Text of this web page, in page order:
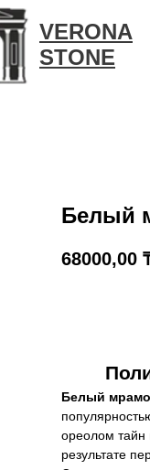
VERONA
STONE
Белый
68000,00
Белый
ореолом тайн
результате